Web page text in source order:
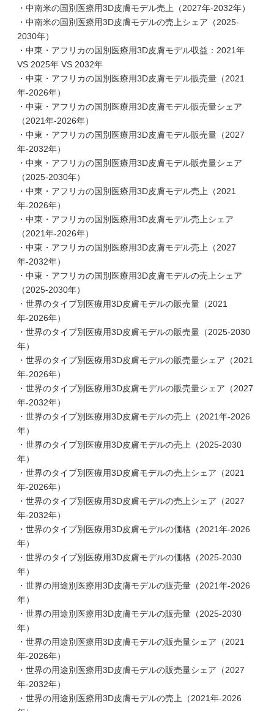
・中南米の国別医療用3D皮膚モデル売上（2027年-2032年）
・中南米の国別医療用3D皮膚モデルの売上シェア（2025-
2030年）
・中東・アフリカの国別医療用3D皮膚モデル収益：2021年
VS 2025年 VS 2032年
・中東・アフリカの国別医療用3D皮膚モデル販売量（2021
年-2026年）
・中東・アフリカの国別医療用3D皮膚モデル販売量シェア
（2021年-2026年）
・中東・アフリカの国別医療用3D皮膚モデル販売量（2027
年-2032年）
・中東・アフリカの国別医療用3D皮膚モデル販売量シェア
（2025-2030年）
・中東・アフリカの国別医療用3D皮膚モデル売上（2021
年-2026年）
・中東・アフリカの国別医療用3D皮膚モデル売上シェア
（2021年-2026年）
・中東・アフリカの国別医療用3D皮膚モデル売上（2027
年-2032年）
・中東・アフリカの国別医療用3D皮膚モデルの売上シェア
（2025-2030年）
・世界のタイプ別医療用3D皮膚モデルの販売量（2021
年-2026年）
・世界のタイプ別医療用3D皮膚モデルの販売量（2025-2030
年）
・世界のタイプ別医療用3D皮膚モデルの販売量シェア（2021
年-2026年）
・世界のタイプ別医療用3D皮膚モデルの販売量シェア（2027
年-2032年）
・世界のタイプ別医療用3D皮膚モデルの売上（2021年-2026
年）
・世界のタイプ別医療用3D皮膚モデルの売上（2025-2030
年）
・世界のタイプ別医療用3D皮膚モデルの売上シェア（2021
年-2026年）
・世界のタイプ別医療用3D皮膚モデルの売上シェア（2027
年-2032年）
・世界のタイプ別医療用3D皮膚モデルの価格（2021年-2026
年）
・世界のタイプ別医療用3D皮膚モデルの価格（2025-2030
年）
・世界の用途別医療用3D皮膚モデルの販売量（2021年-2026
年）
・世界の用途別医療用3D皮膚モデルの販売量（2025-2030
年）
・世界の用途別医療用3D皮膚モデルの販売量シェア（2021
年-2026年）
・世界の用途別医療用3D皮膚モデルの販売量シェア（2027
年-2032年）
・世界の用途別医療用3D皮膚モデルの売上（2021年-2026